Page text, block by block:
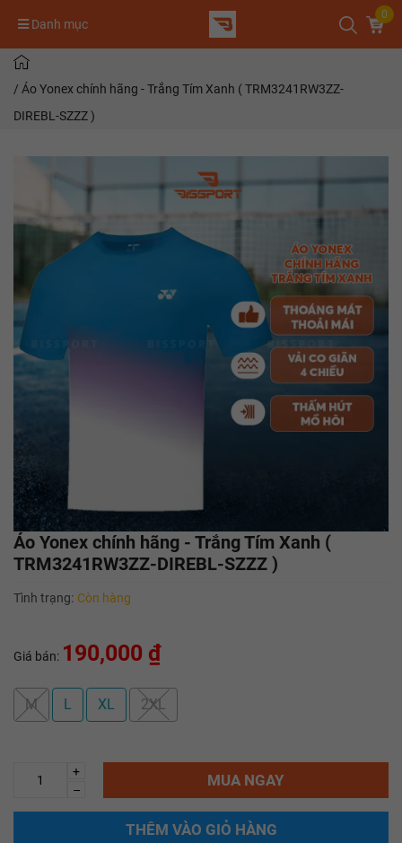
Danh mục
0
/ Áo Yonex chính hãng - Trắng Tím Xanh ( TRM3241RW3ZZ-
DIREBL-SZZZ )
Áo Yonex chính hãng - Trắng Tím Xanh (
TRM3241RW3ZZ-DIREBL-SZZZ )
Tình trạng: Còn hàng
Giá bán: 190,000 ₫
M L XL 2XL
+
–
MUA NGAY
THÊM VÀO GIỎ HÀNG